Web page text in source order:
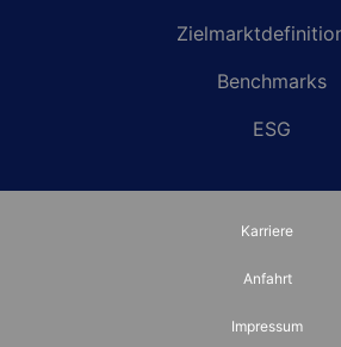
Benchmarks
ESG
Karriere
Anfahrt
Impressum